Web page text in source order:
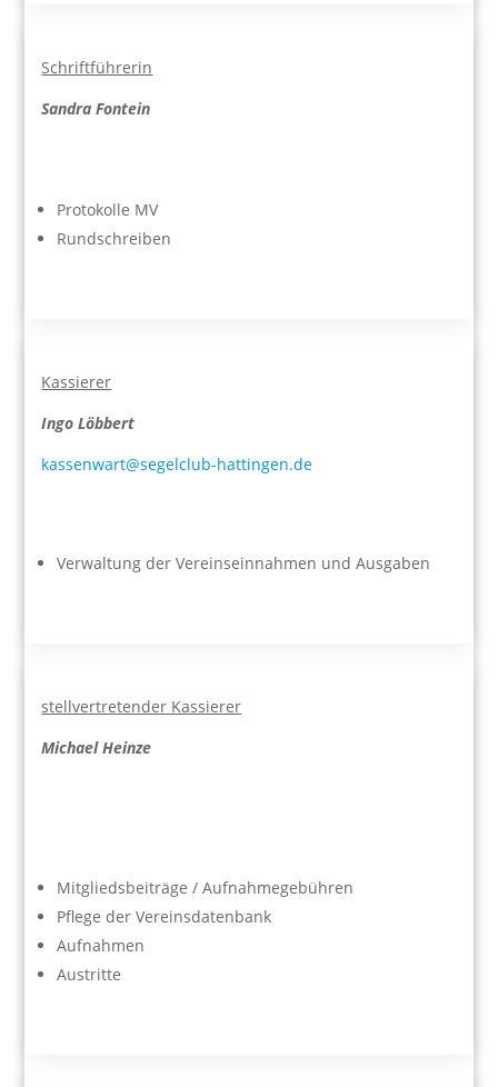
Schriftführerin
Sandra Fontein
Protokolle MV
Rundschreiben
Kassierer
Ingo Löbbert
kassenwart@segelclub-hattingen.de
Verwaltung der Vereinseinnahmen und Ausgaben
stellvertretender Kassierer
Michael Heinze
Mitgliedsbeiträge / Aufnahmegebühren
Pflege der Vereinsdatenbank
Aufnahmen
Austritte